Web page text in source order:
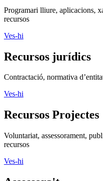
Programari lliure, aplicacions,
recursos
Ves-hi
Recursos jurídics
Contractació, normativa
Ves-hi
Recursos Projectes
Voluntariat, assessorament,
recursos
Ves-hi